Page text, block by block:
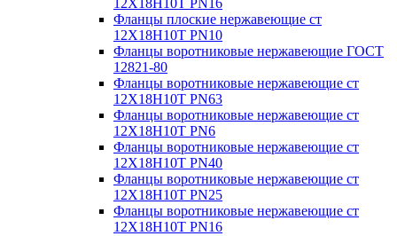
12Х18Н10Т PN16
Фланцы плоские нержавеющие ст
12Х18Н10Т PN10
Фланцы воротниковые нержавеющие ГОСТ
12821-80
Фланцы воротниковые нержавеющие ст
12Х18Н10Т PN63
Фланцы воротниковые нержавеющие ст
12Х18Н10Т PN6
Фланцы воротниковые нержавеющие ст
12Х18Н10Т PN40
Фланцы воротниковые нержавеющие ст
12Х18Н10Т PN25
Фланцы воротниковые нержавеющие ст
12Х18Н10Т PN16